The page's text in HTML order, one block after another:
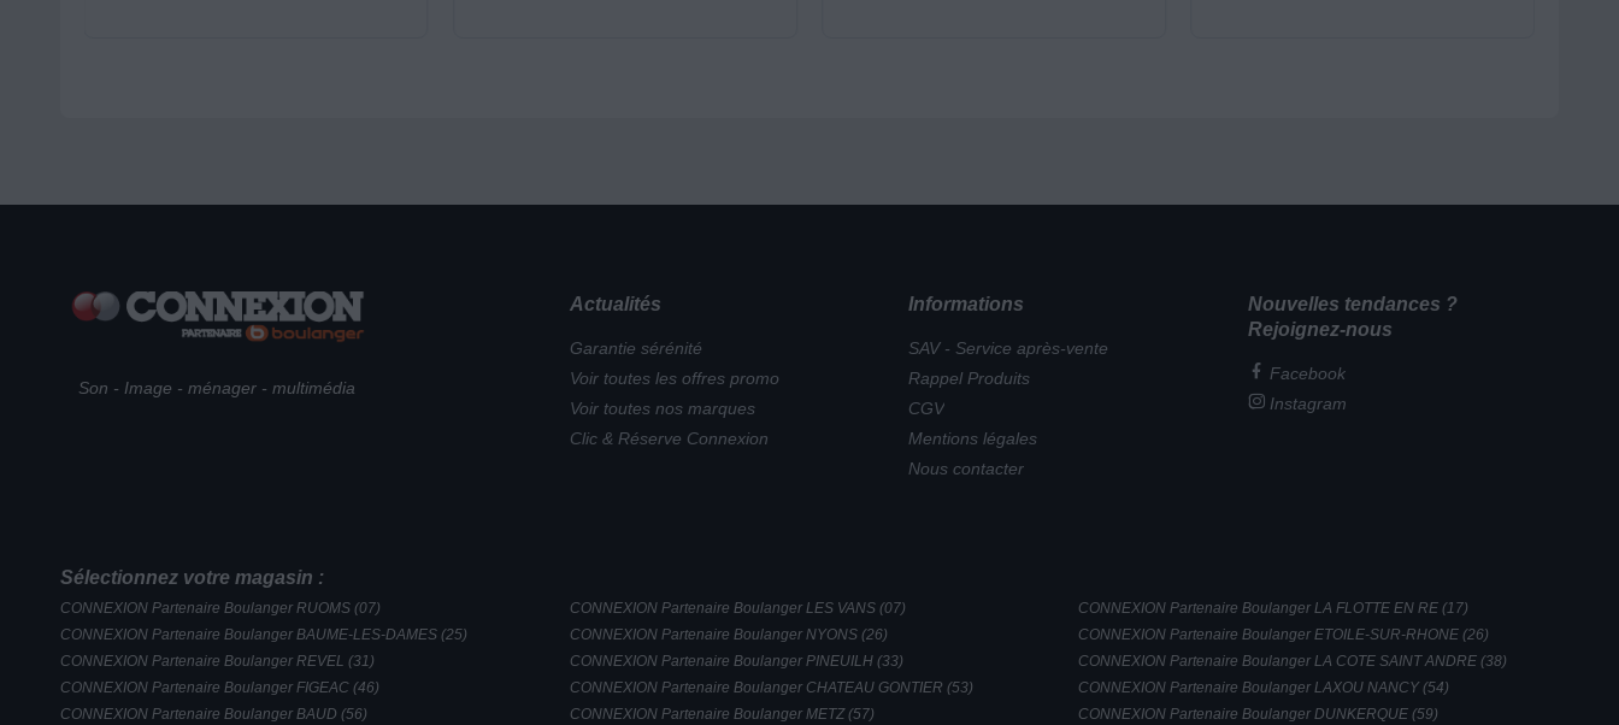
Son - Image - ménager - multimédia
Actualités
Garantie sérénité
Voir toutes les offres promo
Voir toutes nos marques
Clic & Réserve Connexion
Informations
SAV - Service après-vente
Rappel Produits
CGV
Mentions légales
Nous contacter
Nouvelles tendances ?
Rejoignez-nous
Facebook
Instagram
Sélectionnez votre magasin :
CONNEXION Partenaire Boulanger RUOMS (07) CONNEXION Partenaire Boulanger LES VANS (07)
CONNEXION Partenaire Boulanger LA FLOTTE EN RE (17)
CONNEXION Partenaire Boulanger BAUME-LES-DAMES (25)
CONNEXION Partenaire Boulanger NYONS (26)
CONNEXION Partenaire Boulanger ETOILE-SUR-RHONE (26)
CONNEXION Partenaire Boulanger REVEL (31)
CONNEXION Partenaire Boulanger PINEUILH (33)
CONNEXION Partenaire Boulanger LA COTE SAINT ANDRE (38)
CONNEXION Partenaire Boulanger FIGEAC (46)
CONNEXION Partenaire Boulanger CHATEAU GONTIER (53)
CONNEXION Partenaire Boulanger LAXOU NANCY (54)
CONNEXION Partenaire Boulanger BAUD (56)
CONNEXION Partenaire Boulanger METZ (57) CONNEXION Partenaire Boulanger DUNKERQUE (59)